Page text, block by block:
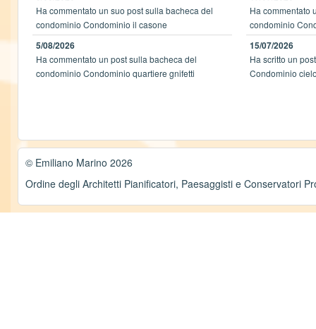
Ha commentato un suo post sulla bacheca del
condominio Condominio il casone
5/08/2026
Ha commentato un post sulla bacheca del
condominio Condominio quartiere gnifetti
Ha commentato
condominio
15/07/2026
Ha scritto un
Condominio
© Emiliano Marino 2026
Ordine degli Architetti Pianificatori, Paesaggisti e Conservatori